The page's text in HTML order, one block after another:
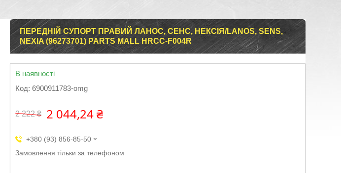
ПЕРЕДНІЙ СУПОРТ ПРАВИЙ ЛАНОС, СЕНС, НЕКСІЯ/LANOS, SENS,
NEXIA (96273701) PARTS MALL HRCC-F004R
В наявності
Код: 6900911783-omg
2 222 ₴ 2 044,24 ₴
+380 (93) 856-85-50
Замовлення тільки за телефоном